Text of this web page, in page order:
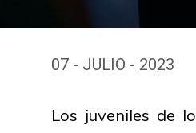
07 - JULIO - 2023
Los juveniles de